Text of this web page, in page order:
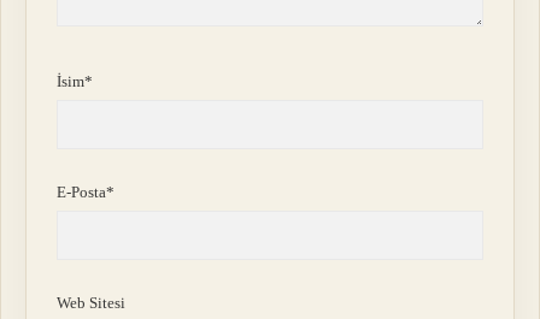
İsim*
E-Posta*
Web Sitesi